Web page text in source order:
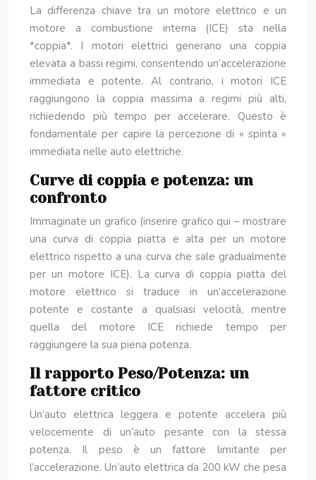
La differenza chiave tra un motore elettrico e un
motore a combustione interna (ICE) sta nella
*coppia*. I motori elettrici generano una coppia
elevata a bassi regimi, consentendo un’accelerazione
immediata e potente. Al contrario, i motori ICE
raggiungono la coppia massima a regimi più alti,
richiedendo più tempo per accelerare. Questo è
fondamentale per capire la percezione di « spinta »
immediata nelle auto elettriche.
Curve di coppia e potenza: un
confronto
Immaginate un grafico (inserire grafico qui – mostrare
una curva di coppia piatta e alta per un motore
elettrico rispetto a una curva che sale gradualmente
per un motore ICE). La curva di coppia piatta del
motore elettrico si traduce in un’accelerazione
potente e costante a qualsiasi velocità, mentre
quella del motore ICE richiede tempo per
raggiungere la sua piena potenza.
Il rapporto Peso/Potenza: un
fattore critico
Un’auto elettrica leggera e potente accelera più
velocemente di un’auto pesante con la stessa
potenza. Il peso è un fattore limitante per
l’accelerazione. Un’auto elettrica da 200 kW che pesa